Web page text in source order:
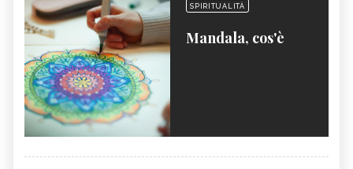
SPIRITUALITÀ
Mandala, cos'è